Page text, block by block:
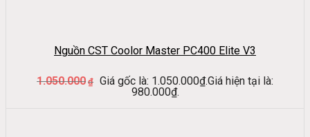
Nguồn CST Coolor Master PC400 Elite V3
1.050.000 ₫ Giá gốc là: 1.050.000₫.Giá hiện tại là:
980.000₫.